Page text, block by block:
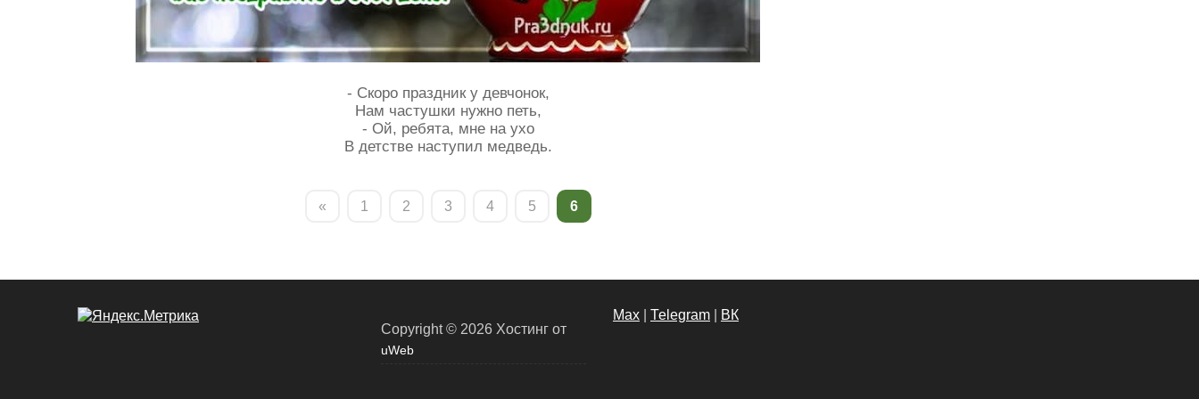
- Скоро праздник у девчонок,
Нам частушки нужно петь,
- Ой, ребята, мне на ухо
В детстве наступил медведь.
« 1 2 3 4 5 6
Copyright © 2026 Хостинг от
uWeb
Max Теlegram ВК